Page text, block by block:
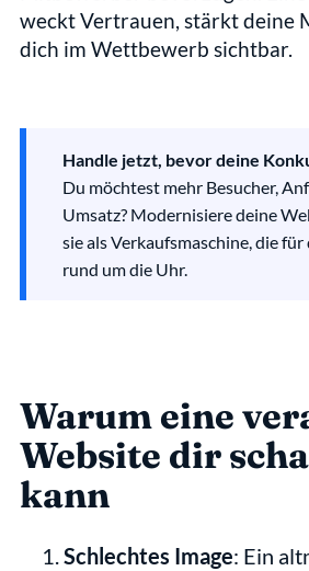
weckt Vertrauen, stärkt deine
dich im Wettbewerb sichtbar.
Handle jetzt, bevor deine
Du möchtest mehr Besucher,
Umsatz? Modernisiere deine
sie als Verkaufsmaschine, die
rund um die Uhr.
Warum eine
Website dir
kann
Schlechtes Image: Ein